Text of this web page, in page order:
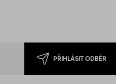
PŘIHLÁSIT ODBĚR